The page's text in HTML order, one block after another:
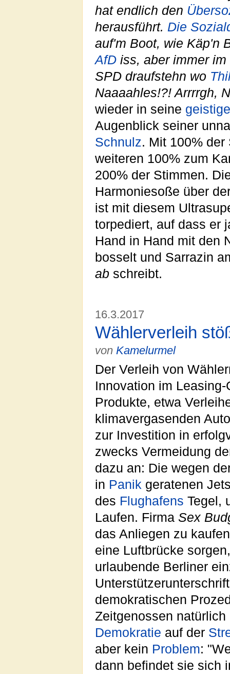
hat endlich den
herausführt. Die
auf'm Boot, wie Käp'n
AfD iss, aber immer
SPD draufstehn wo
Naaaahles!?! Arrrrgh,
wieder in seine
Augenblick seiner
Schnulz. Mit 100%
weiteren 100% zum
200% der Stimmen.
Harmoniesoße über
ist mit diesem
torpediert, auf dass er
Hand in Hand mit den
bosselt und Sarrazin
ab schreibt.
16.3.2017
Wählerverleih
von Kamelurmel
Der Verleih von
Innovation im
Produkte, etwa
klimavergasenden
zur Investition in
zwecks Vermeidung
dazu an: Die wegen
in Panik geratenen
des Flughafens Tegel,
Laufen. Firma Sex
das Anliegen zu
eine Luftbrücke
urlaubende Berliner
demokratischen
Zeitgenossen
Demokratie auf der
aber kein Problem:
dann befindet sie sich